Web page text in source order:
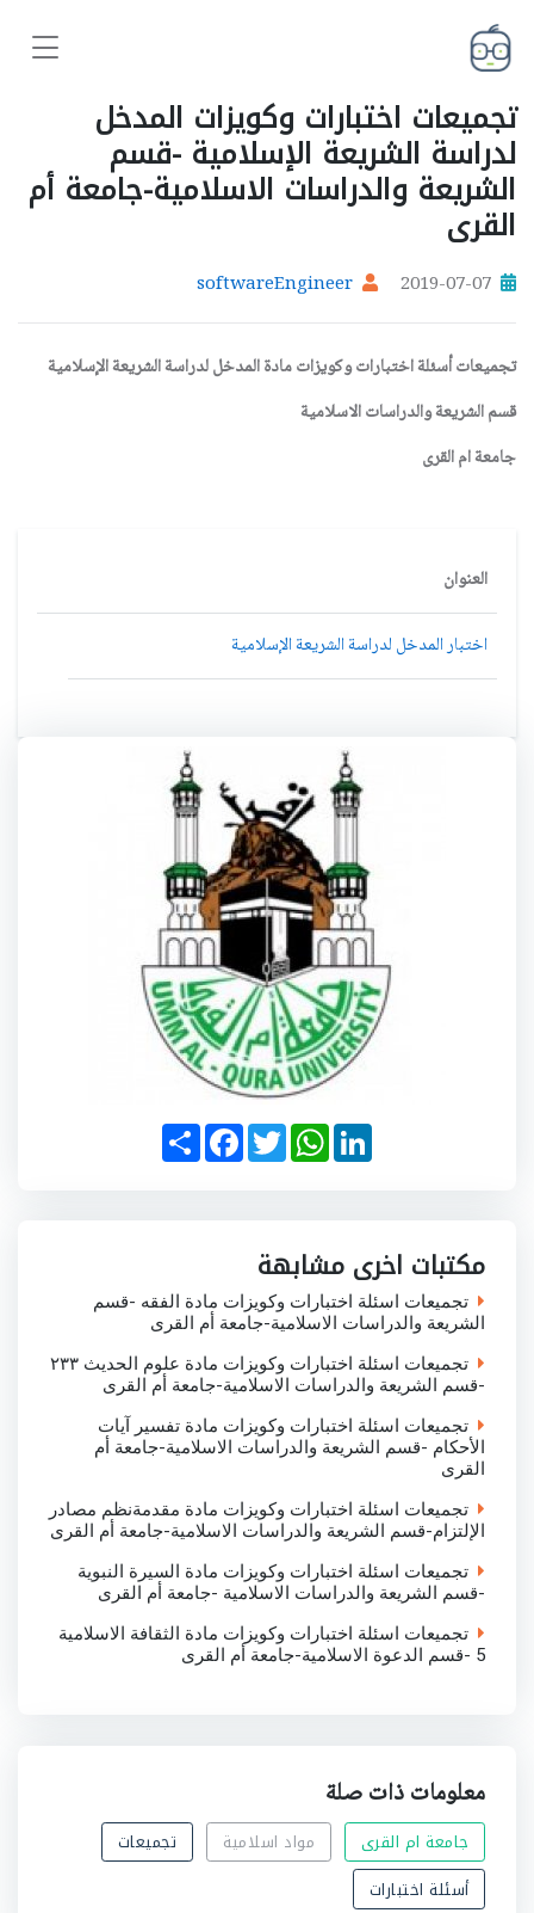
تجميعات اختبارات وكويزات المدخل
لدراسة الشريعة الإسلامية -قسم
الشريعة والدراسات الاسلامية-جامعة أم
القرى
2019-07-07
softwareEngineer
تجميعات أسئلة اختبارات وكويزات مادة المدخل لدراسة الشريعة الإسلامية
قسم الشريعة والدراسات الاسلامية
جامعة ام القرى
العنوان
اختبار المدخل لدراسة الشريعة الإسلامية
S
h
a
F
a
c
T
w
i
W
h
a
p
p
L
i
n
n
مكتبات اخرى مشابهة
تجميعات اسئلة اختبارات وكويزات مادة الفقه -قسم
الشريعة والدراسات الاسلامية-جامعة أم القرى
تجميعات اسئلة اختبارات وكويزات مادة علوم الحديث ٢٣٣
-قسم الشريعة والدراسات الاسلامية-جامعة أم القرى
تجميعات اسئلة اختبارات وكويزات مادة تفسير آيات
الأحكام -قسم الشريعة والدراسات الاسلامية-جامعة أم
القرى
تجميعات اسئلة اختبارات وكويزات مادة مقدمةنظم مصادر
الإلتزام-قسم الشريعة والدراسات الاسلامية-جامعة أم القرى
تجميعات اسئلة اختبارات وكويزات مادة السيرة النبوية
-قسم الشريعة والدراسات الاسلامية -جامعة أم القرى
تجميعات اسئلة اختبارات وكويزات مادة الثقافة الاسلامية
5 -قسم الدعوة الاسلامية-جامعة أم القرى
معلومات ذات صلة
جامعة ام القرى مواد اسلامية
تجميعات
أسئلة اختبارات